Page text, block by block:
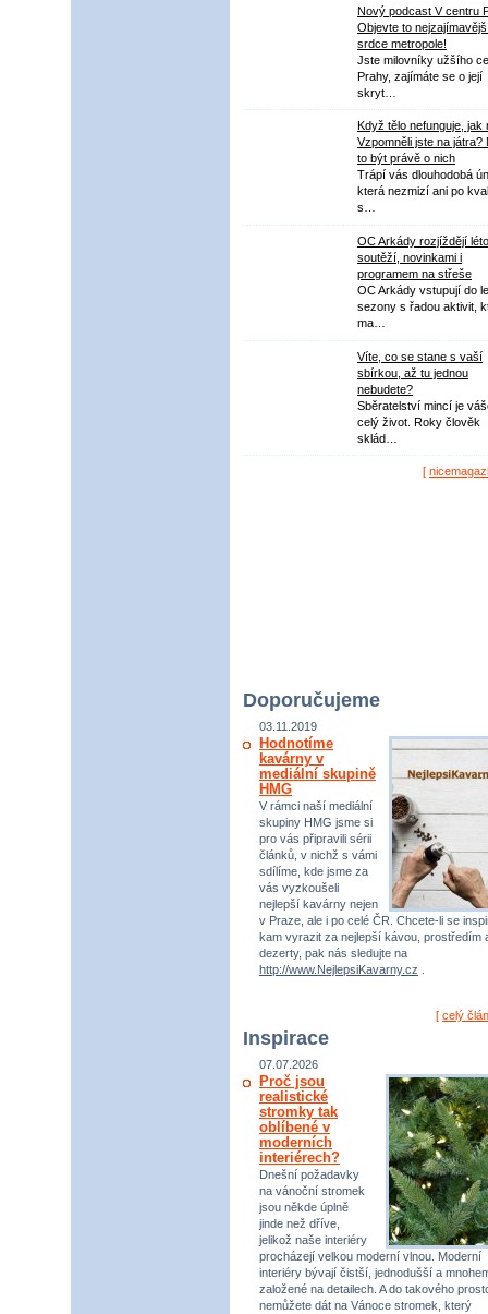
Nový podcast V centru
Objevte to
srdce metropole!
Jste milovníky užšího
Prahy, zajímáte se o její
skryt…
Když tělo nefunguje, jak
Vzpomněli jste na játra?
to být právě o nich
Trápí vás dlouhodobá
která nezmizí ani po
s…
OC Arkády rozjíždějí léto
soutěží, novinkami i
programem na střeše
OC Arkády vstupují do
sezony s řadou aktivit,
ma…
Víte, co se stane s vaší
sbírkou, až tu jednou
nebudete?
Sběratelství mincí je
celý život. Roky člověk
sklád…
[
Doporučujeme
03.11.2019
Hodnotíme
kavárny v
mediální skupině
HMG
V rámci naší mediální
skupiny HMG jsme si
pro vás připravili sérii
článků, v nichž s vámi
sdílíme, kde jsme za
vás vyzkoušeli
nejlepší kavárny nejen
v Praze, ale i po celé ČR. Chcete-li se
kam vyrazit za nejlepší kávou, prostředím
dezerty, pak nás sledujte na
http://www.NejlepsiKavarny.cz
[ celý
Inspirace
07.07.2026
Proč jsou
realistické
stromky tak
oblíbené v
moderních
interiérech?
Dnešní požadavky
na vánoční stromek
jsou někde úplně
jinde než dříve,
jelikož naše interiéry
procházejí velkou moderní vlnou. Moderní
interiéry bývají čistší, jednodušší a
založené na detailech. A do takového
nemůžete dát na Vánoce stromek, který